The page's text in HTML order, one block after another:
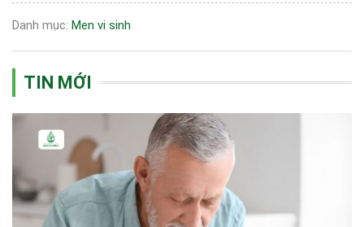
Danh mục: Men vi sinh
TIN MỚI